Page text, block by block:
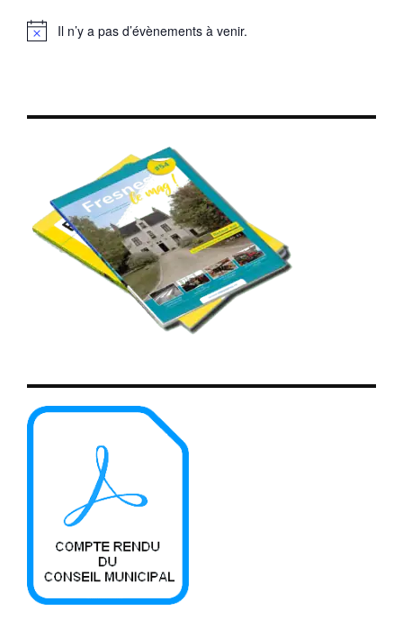
NoticeIl n’y a pas d’évènements à venir.